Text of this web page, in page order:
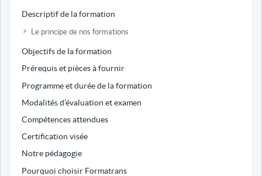
Descriptif de la formation
Le principe de nos formations
Objectifs de la formation
Prérequis et pièces à fournir
Programme et durée de la formation
Modalités d’évaluation et examen
Compétences attendues
Certification visée
Notre pédagogie
Pourquoi choisir Formatrans